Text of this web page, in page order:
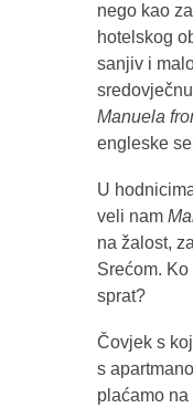
nego kao
hotelskog
sanjiv i
Manuela
engleske
U
veli nam
na žalost,
Srećom.
sprat?
Čovjek s
s
plaćamo